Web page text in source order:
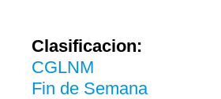
Clasificacion:
CGLNM
Fin de Semana